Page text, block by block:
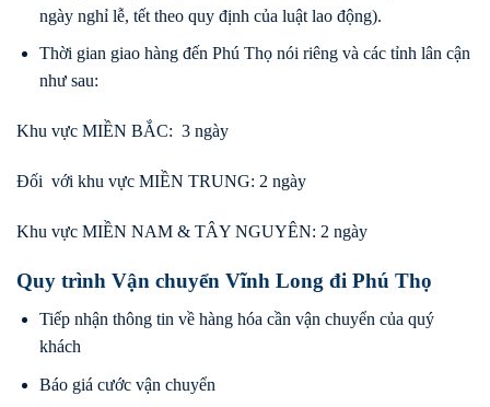
ngày nghỉ lễ, tết theo quy định của luật lao động).
Thời gian giao hàng đến Phú Thọ nói riêng và các tỉnh lân cận
như sau:
Khu vực MIỀN BẮC: 3 ngày
Đối với khu vực MIỀN TRUNG: 2 ngày
Khu vực MIỀN NAM & TÂY NGUYÊN: 2 ngày
Quy trình Vận chuyển Vĩnh Long đi Phú Thọ
Tiếp nhận thông tin về hàng hóa cần vận chuyển của quý
khách
Báo giá cước vận chuyển